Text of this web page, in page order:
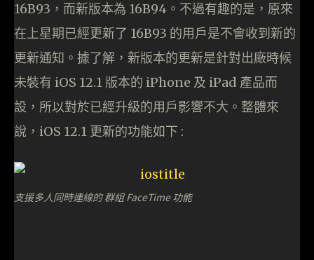
16B93，而新版本為 16B94。不過有趣的是，原來
在上星期已經更新了 16B93 的用戶是不會收到新的
更新通知。據了解，新版本的更新是針對出廠時候
未裝有 iOS 12.1 版本的 iPhone 及 iPad 產品而
設，所以對於已經升級的用戶影響不大。整體來
說，iOS 12.1 更新的功能如下 :
支援多人同時連線的 群組 FaceTime 功能